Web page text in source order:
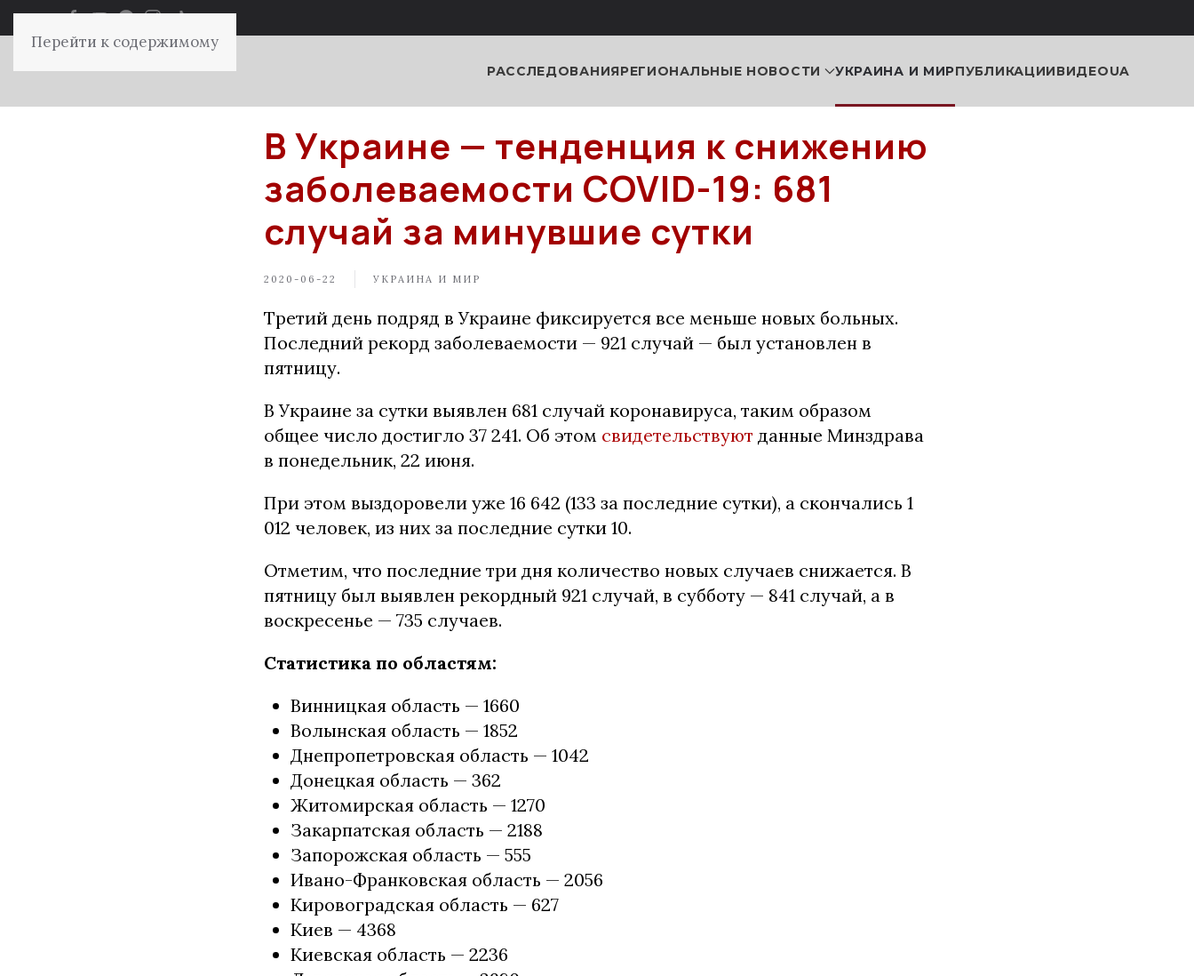
Перейти к содержимому
РАССЛЕДОВАНИЯРЕГИОНАЛЬНЫЕ НОВОСТИ УКРАИНА И МИРПУБЛИКАЦИИВИДЕОUA
В Украине — тенденция к снижению
заболеваемости COVID-19: 681
случай за минувшие сутки
2020-06-22 УКРАИНА И МИР
Третий день подряд в Украине фиксируется все меньше новых больных.
Последний рекорд заболеваемости — 921 случай — был установлен в
пятницу.
В Украине за сутки выявлен 681 случай коронавируса, таким образом
общее число достигло 37 241. Об этом свидетельствуют данные Минздрава
в понедельник, 22 июня.
При этом выздоровели уже 16 642 (133 за последние сутки), а скончались 1
012 человек, из них за последние сутки 10.
Отметим, что последние три дня количество новых случаев снижается. В
пятницу был выявлен рекордный 921 случай, в субботу — 841 случай, а в
воскресенье — 735 случаев.
Статистика по областям:
Винницкая область — 1660
Волынская область — 1852
Днепропетровская область — 1042
Донецкая область — 362
Житомирская область — 1270
Закарпатская область — 2188
Запорожская область — 555
Ивано-Франковская область — 2056
Кировоградская область — 627
Киев — 4368
Киевская область — 2236